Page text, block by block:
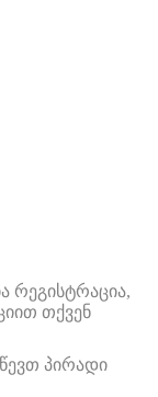
რეგისტრაცია,
თქვენ
პირადი